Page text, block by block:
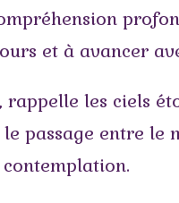
et à avancer
les ciels
passage entre